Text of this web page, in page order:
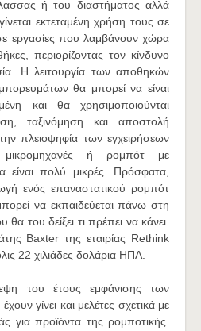
ή του διαστήματος αλλά
εκτεταμένη χρήση τους σε
εργασίες που λαμβάνουν χώρα
περιορίζοντας τον κίνδυνο
Η λειτουργία των αποθηκών
θα μπορεί να είναι
και θα χρησιμοποιούνται
ταξινόμηση και αποστολή
πλειοψηφία των εγχειρήσεων
μικρομηχανές ή ρομπότ με
είναι πολύ μικρές. Πρόσφατα,
ενός επαναστατικού ρομπότ
να εκπαιδεύεται πάνω στη
του δείξει τι πρέπει να κάνει.
Baxter της εταιρίας Rethink
22 χιλιάδες δολάρια ΗΠΑ.
του έτους εμφάνισης των
γίνει και μελέτες σχετικά με
για προϊόντα της ρομποτικής.